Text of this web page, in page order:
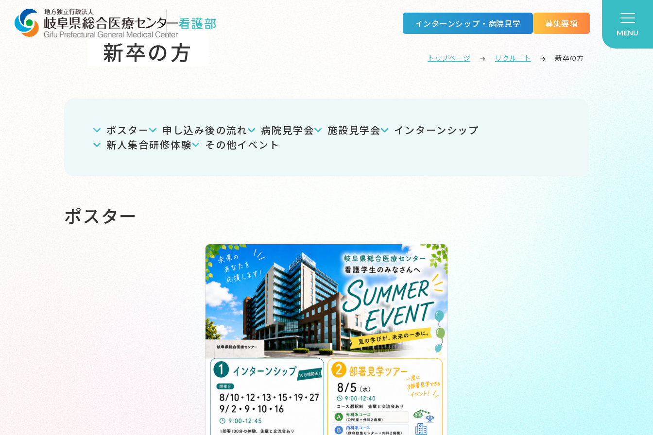
看護部 インターンシップ・病院見学 募集要項
MENU
新卒の方 トップページ リクルート 新卒の方
ポスター 申し込み後の流れ 病院見学会 施設見学会
インターンシップ
新人集合研修体験
その他イベント
ポスター